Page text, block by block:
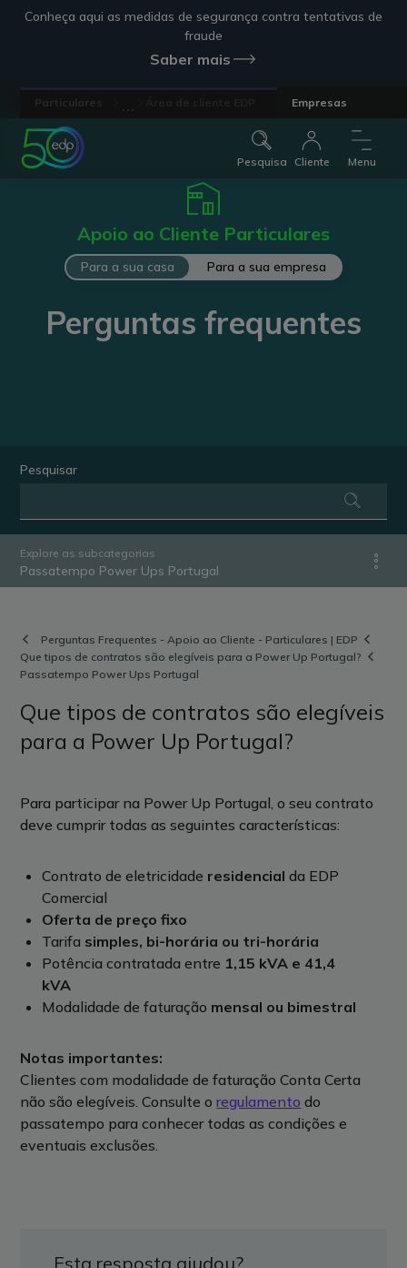
Conheça aqui as medidas de segurança contra tentativas de
fraude
Saber mais
Empresas
Pesquisa Cliente Menu
Apoio ao Cliente Particulares
Para a sua casa Para a sua empresa
Perguntas frequentes
Pesquisar
Explore as subcategorias
Passatempo Power Ups Portugal
Perguntas Frequentes - Apoio ao Cliente - Particulares | EDP
Que tipos de contratos são elegíveis para a Power Up Portugal?
Passatempo Power Ups Portugal
Que tipos de contratos são elegíveis
para a Power Up Portugal?
Para participar na Power Up Portugal, o seu contrato
deve cumprir todas as seguintes características:
Contrato de eletricidade residencialda EDP
Comercial
Oferta de preço fixo
Tarifa simples, bi-horária ou tri-horária
Potência contratada entre 1,15 kVA e 41,4
kVA
Modalidade de faturação mensal ou bimestral
Notas importantes:
Clientes com modalidade de faturação Conta Certa
não são elegíveis. Consulte oregulamento do
passatempo para conhecer todas as condições e
eventuais exclusões.
Esta resposta ajudou?